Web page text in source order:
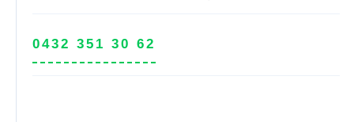
0432 351 30 62